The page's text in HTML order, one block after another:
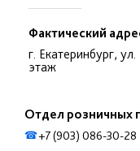
Фактический
г. Екатеринбург,
этаж
Отдел розничных
☎+7 (903) 086-30-28